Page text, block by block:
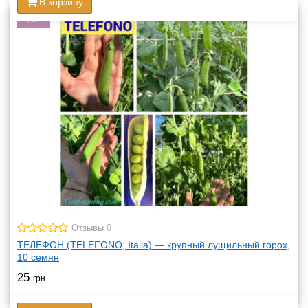
Хит
Отзывы 0
ТЕЛЕФОН (TELEFONO, Italia) — крупный лущильный горох,
10 семян
25 грн.